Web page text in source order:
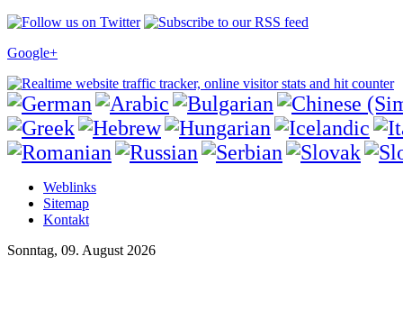
Google+
Weblinks
Sitemap
Kontakt
Sonntag, 09. August 2026